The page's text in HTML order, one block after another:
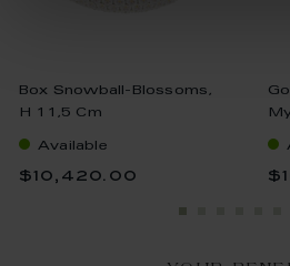
Box Snowball-Blossoms,
H 11,5 Cm
Available
$10,420.00